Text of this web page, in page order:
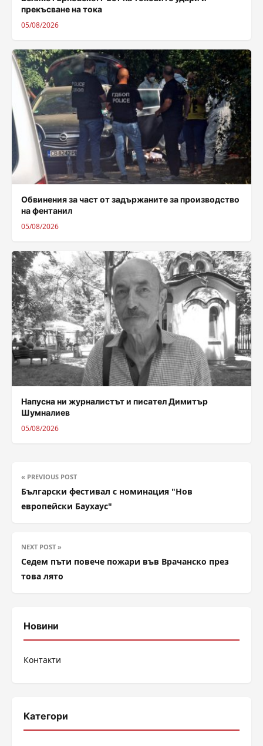
прекъсване на тока
05/08/2026
Обвинения за част от задържаните за производство
на фентанил
05/08/2026
Напусна ни журналистът и писател Димитър
Шумналиев
05/08/2026
« PREVIOUS POST
Български фестивал с номинация "Нов
европейски Баухаус"
NEXT POST »
Седем пъти повече пожари във Врачанско през
това лято
Новини
Контакти
Категори